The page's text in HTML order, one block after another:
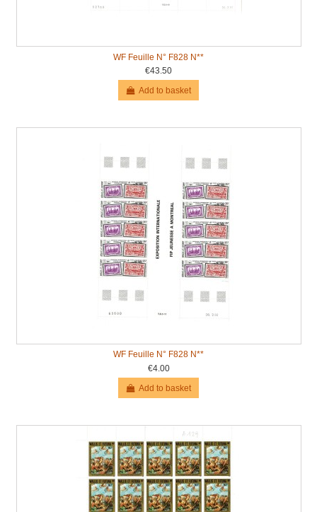
WF Feuille N° F828 N**
€43.50
Add to basket
WF Feuille N° F828 N**
€4.00
Add to basket